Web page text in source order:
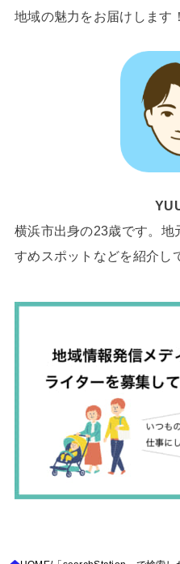
地域の魅力をお届けします！
横浜市出身の23歳です。地
すめスポットなどを紹介し